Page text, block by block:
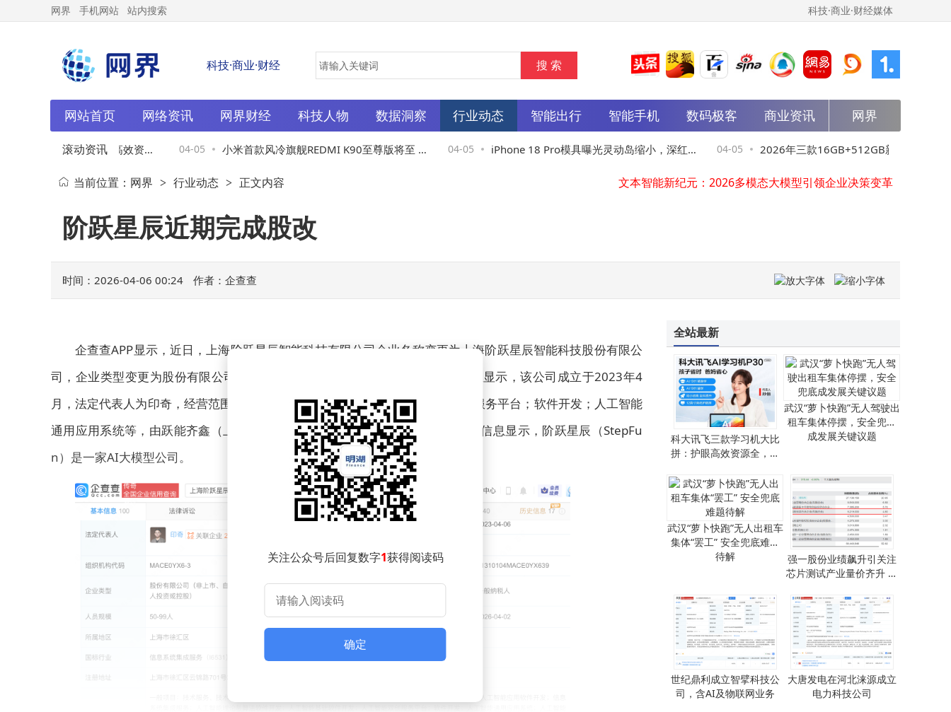
网界 手机网站 站内搜索 科技·商业·财经媒体
科技·商业·财经
网站首页 网络资讯 网界财经 科技人物 数据洞察 行业动态 智能出行 智能手机 数码极客 商业资讯 网界
滚动资讯
习机大比拼：护眼高效资源 04-05 小米首款风冷旗舰REDMI K90至尊版将至 散
热续航双升级 价格或成悬念
04-05 iPhone 18 Pro模具曝光灵动岛缩小，深红配 04-05 2026年三款16GB+512GB新机获超高好
评，配置亮点多性价比高成零差评之选
华体科技等在内蒙古成立数字能源技术公司
2026年三款16GB+512GB新机获超高好评，配置亮点多性价比高成零差评之选
武汉“萝卜快跑”无人出租车集体“罢工” 安全兜底难题待解
文本智能新纪元：2026多模态大模型引领企业决策变革
华体科技等在内蒙古成立数字能源技术公司
2026年三款16GB+512GB新机获超高好评，配置亮点多性价比高成零差评之选
当前位置： 网界 > 行业动态 > 正文内容
阶跃星辰近期完成股改
时间：2026-04-06 00:24 作者：企查查
企查查APP显示，近日，上海阶跃星辰智能科技有限公司企业名称变更为上海阶跃星辰智能科技股份有限公
司，企业类型变更为股份有限公司（非上市、自然人投资或控股）。企查查信息显示，该公司成立于2023年4
月，法定代表人为印奇，经营范围包含：人工智能基础软件开发；人工智能双创服务平台；软件开发；人工智能
通用应用系统等，由跃能齐鑫（上海）企业管理咨询有限公司等共同持股。公开信息显示，阶跃星辰（StepFu
n）是一家AI大模型公司。
关注公众号后回复数字1获得阅读码
确定
全站最新
科大讯飞三款学习机大比
拼：护眼高效资源全，哪
武汉“萝卜快跑”无人驾驶出
租车集体停摆，安全兜底
成发展关键议题
武汉“萝卜快跑”无人出租车
集体“罢工” 安全兜底难题
待解
强一股份业绩飙升引关注
芯片测试产业量价齐升 优
世纪鼎利成立智擘科技公
司，含AI及物联网业务
大唐发电在河北涞源成立
电力科技公司